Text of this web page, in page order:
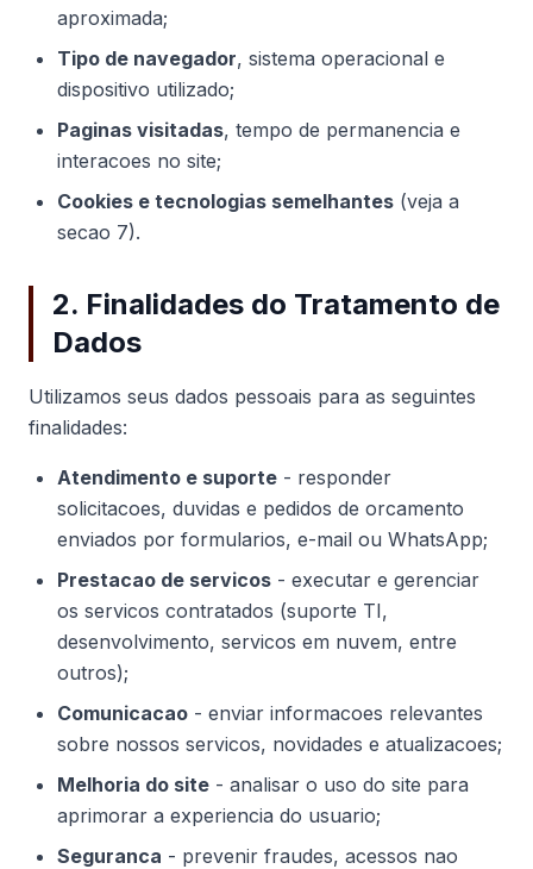
aproximada;
Tipo de navegador, sistema operacional e
dispositivo utilizado;
Paginas visitadas, tempo de permanencia e
interacoes no site;
Cookies e tecnologias semelhantes (veja a
secao 7).
2. Finalidades do Tratamento de
Dados
Utilizamos seus dados pessoais para as seguintes
finalidades:
Atendimento e suporte - responder
solicitacoes, duvidas e pedidos de orcamento
enviados por formularios, e-mail ou WhatsApp;
Prestacao de servicos - executar e gerenciar
os servicos contratados (suporte TI,
desenvolvimento, servicos em nuvem, entre
outros);
Comunicacao - enviar informacoes relevantes
sobre nossos servicos, novidades e atualizacoes;
Melhoria do site - analisar o uso do site para
aprimorar a experiencia do usuario;
Seguranca - prevenir fraudes, acessos nao